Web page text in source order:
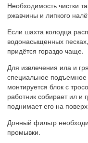
Необходимость чистки
ржавчины и липкого
Если шахта колодца
водонасыщенных
придётся гораздо чаще.
Для извлечения ила и
специальное подъемное
монтируется блок с
работник собирает ил и
поднимает его на
Донный фильтр
промывки.